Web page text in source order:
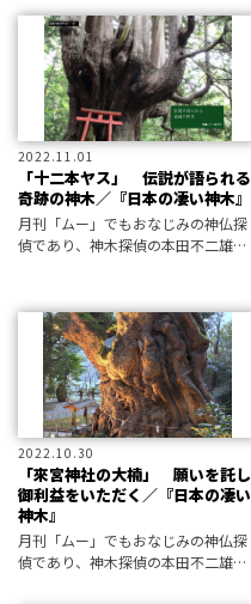
島だ！
2022.11.01
「十二本ヤス」 伝説が語られる
奇跡の神木／『日本の凄い神木』
月刊「ムー」でもおなじみの神仏探
偵であり、神木探偵の本田不二雄氏
す。
2022.10.30
「來宮神社の大楠」 願いを託し
御利益をいただく／『日本の凄い
神木』
月刊「ムー」でもおなじみの神仏探
偵であり、神木探偵の本田不二雄氏